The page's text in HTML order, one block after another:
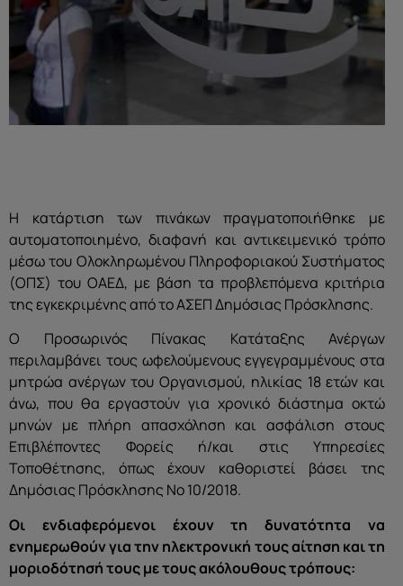
Η κατάρτιση των πινάκων πραγματοποιήθηκε με
αυτοματοποιημένο, διαφανή και αντικειμενικό τρόπο
μέσω του Ολοκληρωμένου Πληροφοριακού Συστήματος
(ΟΠΣ) του ΟΑΕΔ, με βάση τα προβλεπόμενα κριτήρια
της εγκεκριμένης από το ΑΣΕΠ Δημόσιας Πρόσκλησης.
Ο Προσωρινός Πίνακας Κατάταξης Ανέργων
περιλαμβάνει τους ωφελούμενους εγγεγραμμένους στα
μητρώα ανέργων του Οργανισμού, ηλικίας 18 ετών και
άνω, που θα εργαστούν για χρονικό διάστημα οκτώ
μηνών με πλήρη απασχόληση και ασφάλιση στους
Επιβλέποντες Φορείς ή/και στις Υπηρεσίες
Τοποθέτησης, όπως έχουν καθοριστεί βάσει της
Δημόσιας Πρόσκλησης Νο 10/2018.
Οι ενδιαφερόμενοι έχουν τη δυνατότητα να
ενημερωθούν για την ηλεκτρονική τους αίτηση και τη
μοριοδότησή τους με τους ακόλουθους τρόπους: